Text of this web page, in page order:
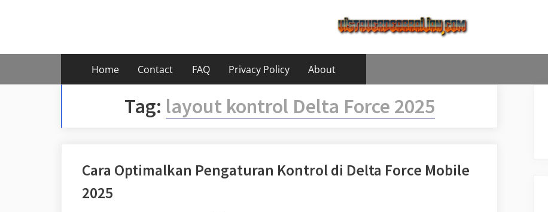
Home Contact FAQ Privacy Policy About
Tag: layout kontrol Delta Force 2025
Cara Optimalkan Pengaturan Kontrol di Delta Force Mobile
2025